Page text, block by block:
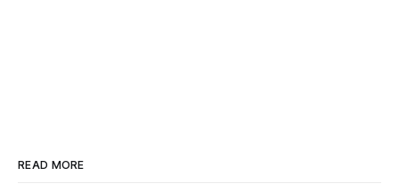
READ MORE